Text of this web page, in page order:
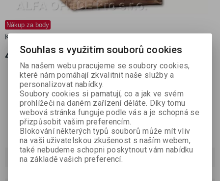
Nákup za body
Katalogové číslo:
461,45 Kč (bez DPH:412 Kč)
Porovnat Přidat do oblíbených Tisk
Podrobný popis
Souhlas s využitím souborů cookies
Na našem webu pracujeme se soubory cookies,
které nám pomáhají zkvalitnit naše služby a
personalizovat nabídky.
Soubory cookies si pamatují, co a jak ve svém
prohlížeči na daném zařízení děláte. Díky tomu
webová stránka funguje podle vás a je schopná se
přizpůsobit vašim preferencím.
Blokování některých typů souborů může mít vliv
na vaši uživatelskou zkušenost s naším webem,
také nebudeme schopni poskytnout vám nabídku
na základě vašich preferencí.